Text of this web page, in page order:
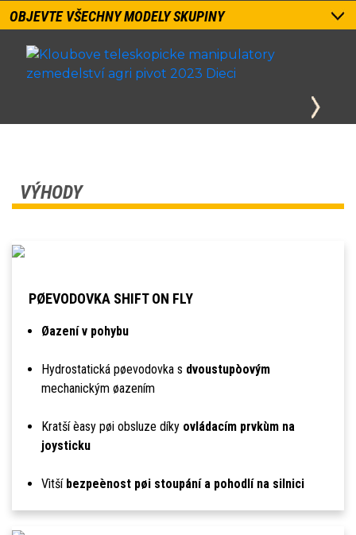
OBJEVTE VŠECHNY MODELY SKUPINY
VÝHODY
PØEVODOVKA SHIFT ON FLY
Øazení v pohybu
Hydrostatická pøevodovka s dvoustupòovým
mechanickým øazením
Kratší èasy pøi obsluze díky ovládacím prvkùm na
joysticku
Vìtší bezpeènost pøi stoupání a pohodlí na silnici